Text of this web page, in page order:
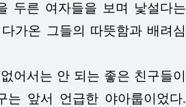
두른 여자들을 보며 낯설다는
가온 그들의 따뜻함과 배려심
어서는 안 되는 좋은 친구들이
는 앞서 언급한 야아룹이었다.